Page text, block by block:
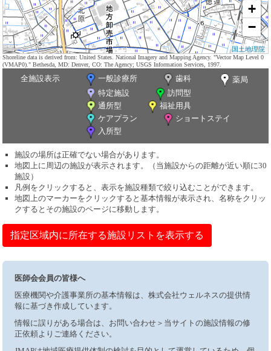
+
−
国土地理院
Shoreline data is derived from: United States. National Imagery and Mapping Agency. "Vector Map Level 0
(VMAP0)." Bethesda, MD: Denver, CO: The Agency; USGS Information Services, 1997.
全施設表示 一般診療所 歯科
薬局
特定施設
訪問型
通所型
福祉用具
ケアプラン
ショートステイ
入所型
施設の場所は正確でない場合があります。
地図上に周辺の施設が表示されます。（当施設からの距離が近い順に30
施設）
凡例をクリックすると、表示を施設種類で絞り込むことができます。
地図上のマーカーをクリックすると基本情報が表示され、名称をクリッ
クするとその施設のページに移動します。
指定区域内に所在する施設リストを表示する
医師会会員の皆様へ
医療機関や介護事業所の基本情報は、株式会社ウェルネスの提供情
報に基づき作成しています。
情報に誤りがある場合は、お問い合わせ＞当サイトの施設情報の修
正依頼よりご連絡ください。